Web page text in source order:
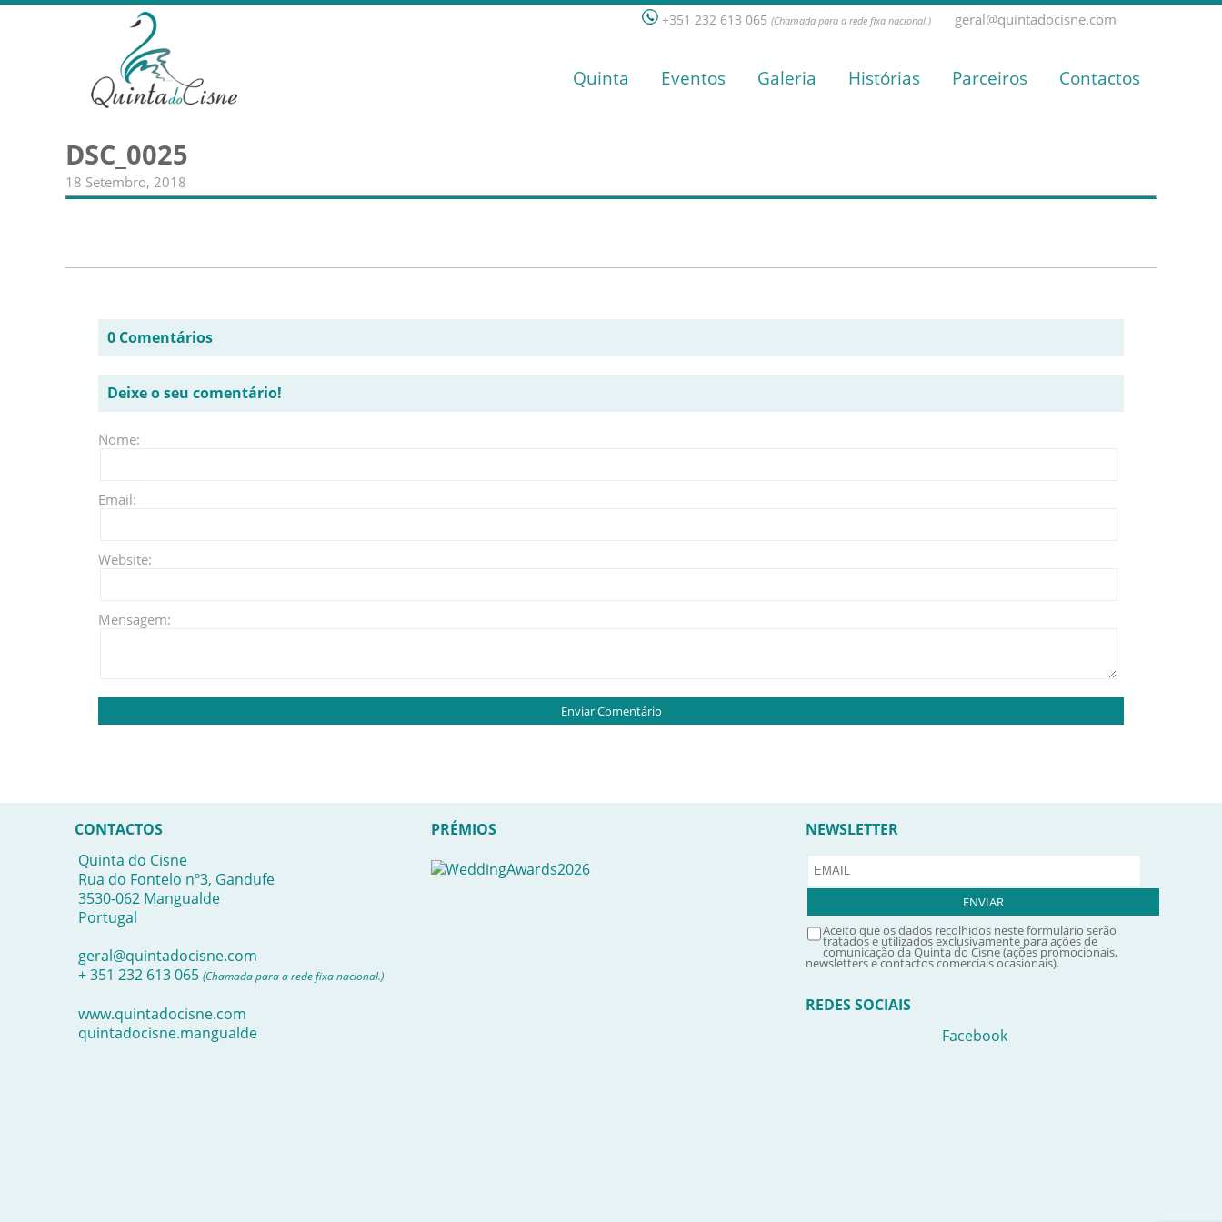
+351 232 613 065 (Chamada para a rede fixa nacional.) geral@quintadocisne.com
Quinta Eventos Galeria Histórias Parceiros Contactos
DSC_0025
18 Setembro, 2018
0 Comentários
Deixe o seu comentário!
Nome:
Email:
Website:
Mensagem:
CONTACTOS
Quinta do Cisne
Rua do Fontelo nº3, Gandufe
3530-062 Mangualde
Portugal
geral@quintadocisne.com
+ 351 232 613 065 (Chamada para a rede fixa nacional.)
www.quintadocisne.com
quintadocisne.mangualde
PRÉMIOS NEWSLETTER
Aceito que os dados recolhidos neste formulário serão
tratados e utilizados exclusivamente para ações de
comunicação da Quinta do Cisne (ações promocionais,
newsletters e contactos comerciais ocasionais).
REDES SOCIAIS
Facebook